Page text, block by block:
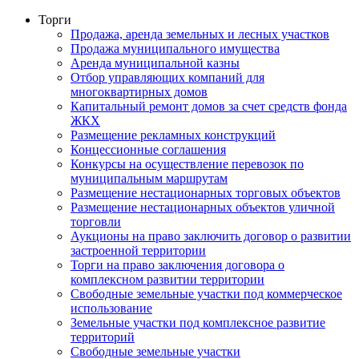
Торги
Продажа, аренда земельных и лесных участков
Продажа муниципального имущества
Аренда муниципальной казны
Отбор управляющих компаний для
многоквартирных домов
Капитальный ремонт домов за счет средств фонда
ЖКХ
Размещение рекламных конструкций
Концессионные соглашения
Конкурсы на осуществление перевозок по
муниципальным маршрутам
Размещение нестационарных торговых объектов
Размещение нестационарных объектов уличной
торговли
Аукционы на право заключить договор о развитии
застроенной территории
Торги на право заключения договора о
комплексном развитии территории
Свободные земельные участки под коммерческое
использование
Земельные участки под комплексное развитие
территорий
Свободные земельные участки